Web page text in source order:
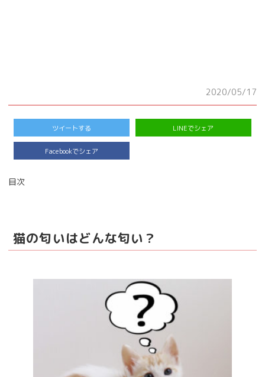
2020/05/17
ツイートする LINEでシェア
Facebookでシェア
目次
猫の匂いはどんな匂い？